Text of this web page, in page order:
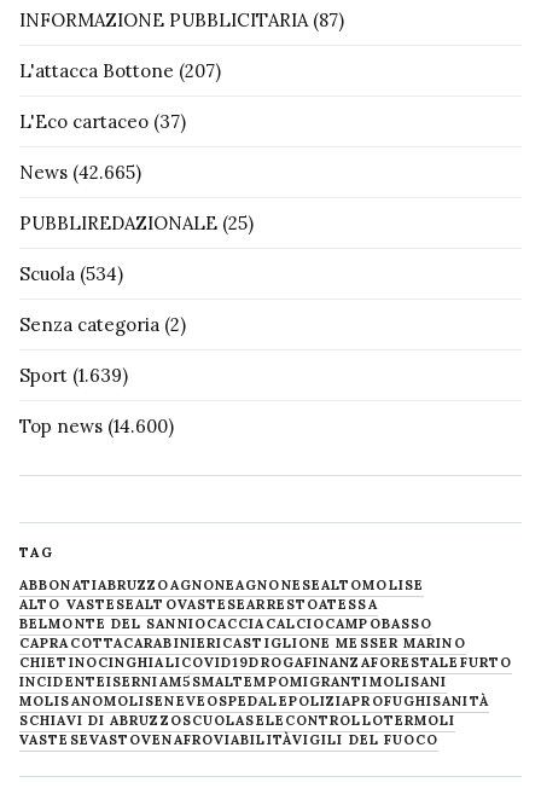
INFORMAZIONE PUBBLICITARIA(87)
L'attacca Bottone (207)
L'Eco cartaceo (37)
News (42.665)
PUBBLIREDAZIONALE (25)
Scuola (534)
Senza categoria (2)
Sport (1.639)
Top news (14.600)
TAG
ABBONATIABRUZZOAGNONEAGNONESEALTOMOLISE
ALTO VASTESEALTOVASTESEARRESTOATESSA
BELMONTE DEL SANNIOCACCIACALCIOCAMPOBASSO
CAPRACOTTACARABINIERICASTIGLIONE MESSER MARINO
CHIETINOCINGHIALICOVID19DROGAFINANZAFORESTALE FURTO
INCIDENTEISERNIAM5SMALTEMPOMIGRANTIMOLISANI
MOLISANOMOLISENEVE OSPEDALEPOLIZIAPROFUGHISANITÀ
SCHIAVI DI ABRUZZOSCUOLASELECONTROLLOTERMOLI
VASTESEVASTOVENAFROVIABILITÀVIGILI DEL FUOCO